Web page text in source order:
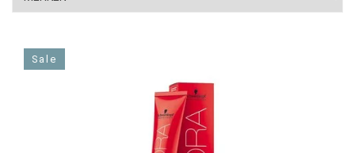
Sale